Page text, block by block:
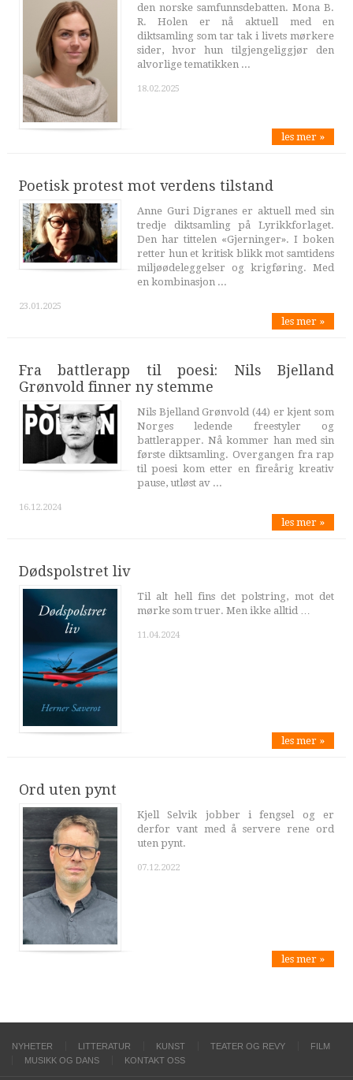
den norske samfunnsdebatten. Mona B.
R. Holen er nå aktuell med en
diktsamling som tar tak i livets mørkere
sider, hvor hun tilgjengeliggjør den
alvorlige tematikken ...
18.02.2025
les mer »
Poetisk protest mot verdens tilstand
Anne Guri Digranes er aktuell med sin
tredje diktsamling på Lyrikkforlaget.
Den har tittelen «Gjerninger». I boken
retter hun et kritisk blikk mot samtidens
miljøødeleggelser og krigføring. Med
en kombinasjon ...
23.01.2025
les mer »
Fra battlerapp til poesi: Nils Bjelland
Grønvold finner ny stemme
Nils Bjelland Grønvold (44) er kjent som
Norges ledende freestyler og
battlerapper. Nå kommer han med sin
første diktsamling. Overgangen fra rap
til poesi kom etter en fireårig kreativ
pause, utløst av ...
16.12.2024
les mer »
Dødspolstret liv
Til alt hell fins det polstring, mot det
mørke som truer. Men ikke alltid …
11.04.2024
les mer »
Ord uten pynt
Kjell Selvik jobber i fengsel og er
derfor vant med å servere rene ord
uten pynt.
07.12.2022
les mer »
NYHETER LITTERATUR KUNST TEATER OG REVY
FILM
MUSIKK OG DANS
KONTAKT OSS